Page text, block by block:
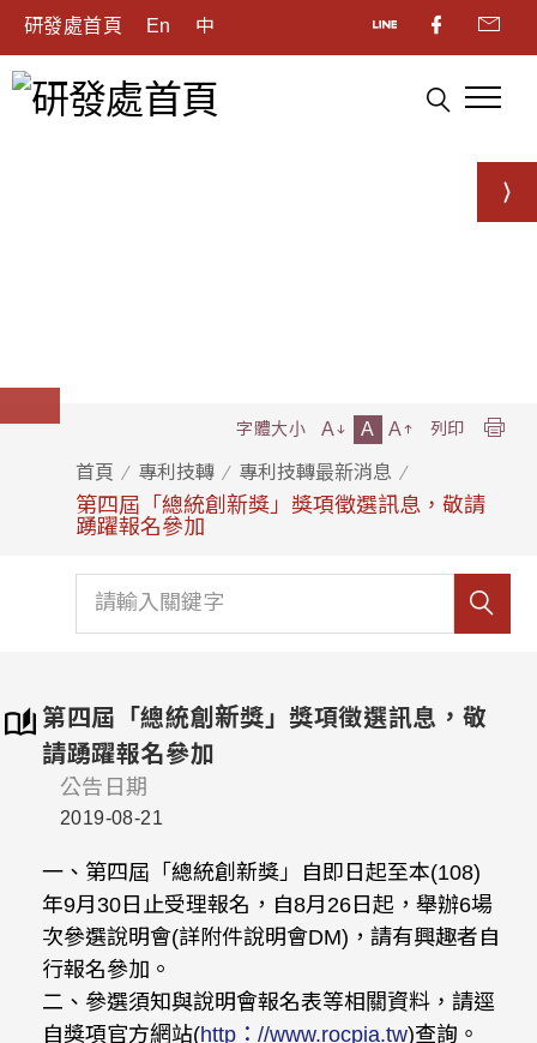
研發處首頁 En 中
首頁 專利技轉 專利技轉最新消息
第四屆「總統創新獎」獎項徵選訊息，敬請
踴躍報名參加
字體大小 A A A 列印
第四屆「總統創新獎」獎項徵選訊息，敬
請踴躍報名參加
公告日期
2019-08-21
一、第四屆「總統創新獎」自即日起至本(108)
年9月30日止受理報名，自8月26日起，舉辦6場
次參選說明會(詳附件說明會DM)，請有興趣者自
行報名參加。
二、參選須知與說明會報名表等相關資料，請逕
自獎項官方網站(http：//www.rocpia.tw)查詢。